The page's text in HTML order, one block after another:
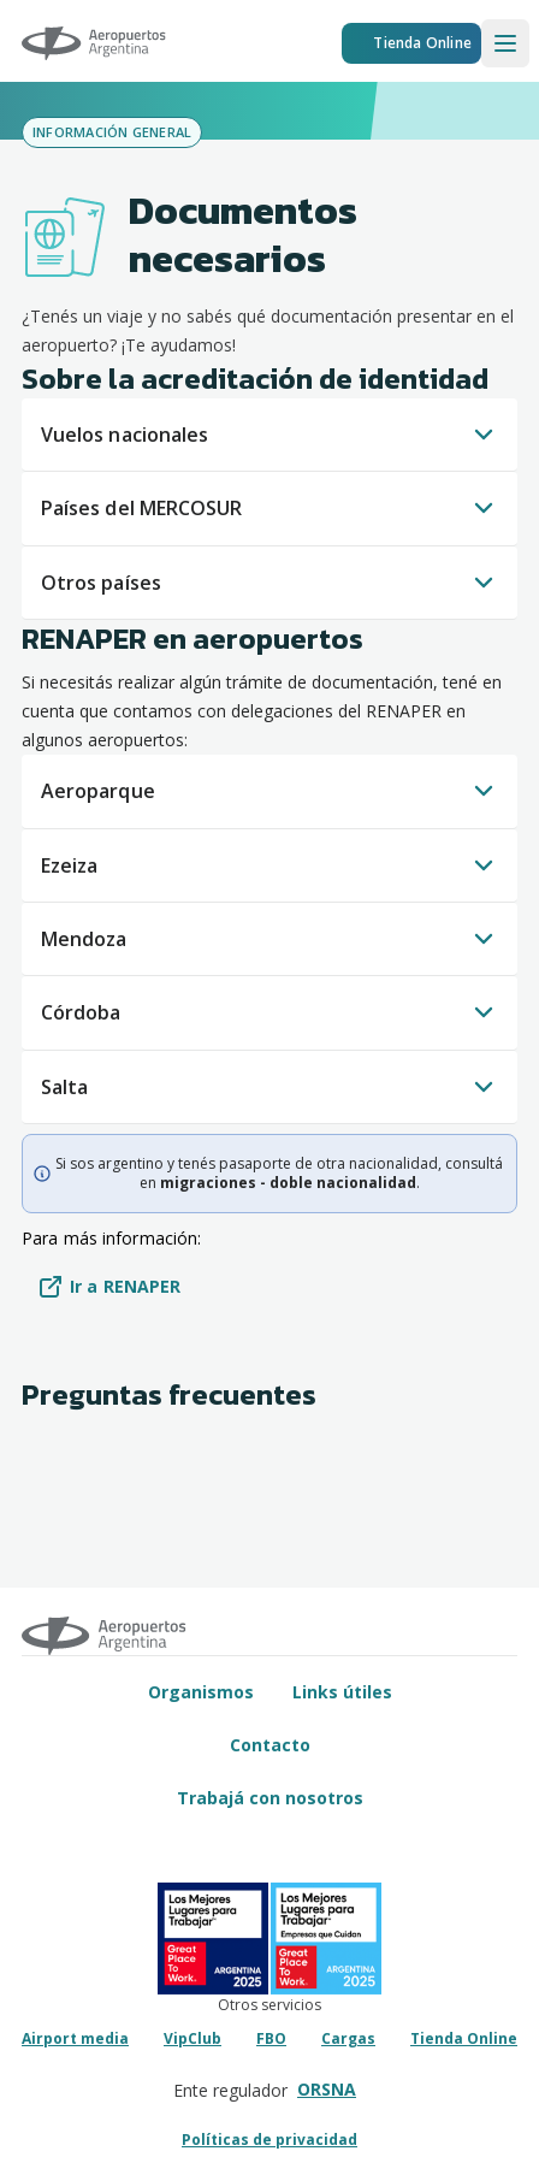
Aeropuertos Argentina Tienda Online
INFORMACIÓN GENERAL
Documentos
necesarios
¿Tenés un viaje y no sabés qué documentación presentar en el
aeropuerto? ¡Te ayudamos!
Sobre la acreditación de identidad
Vuelos nacionales
Países del MERCOSUR
Otros países
RENAPER en aeropuertos
Si necesitás realizar algún trámite de documentación, tené en
cuenta que contamos con delegaciones del RENAPER en
algunos aeropuertos:
Aeroparque
Ezeiza
Mendoza
Córdoba
Salta
Si sos argentino y tenés pasaporte de otra nacionalidad, consultá
en migraciones - doble nacionalidad.
Para más información:
Ir a RENAPER
Preguntas frecuentes
Organismos Links útiles
Contacto
Trabajá con nosotros
Otros servicios
Airport media
VipClub FBO Cargas Tienda Online
Ente regulador ORSNA
Políticas de privacidad